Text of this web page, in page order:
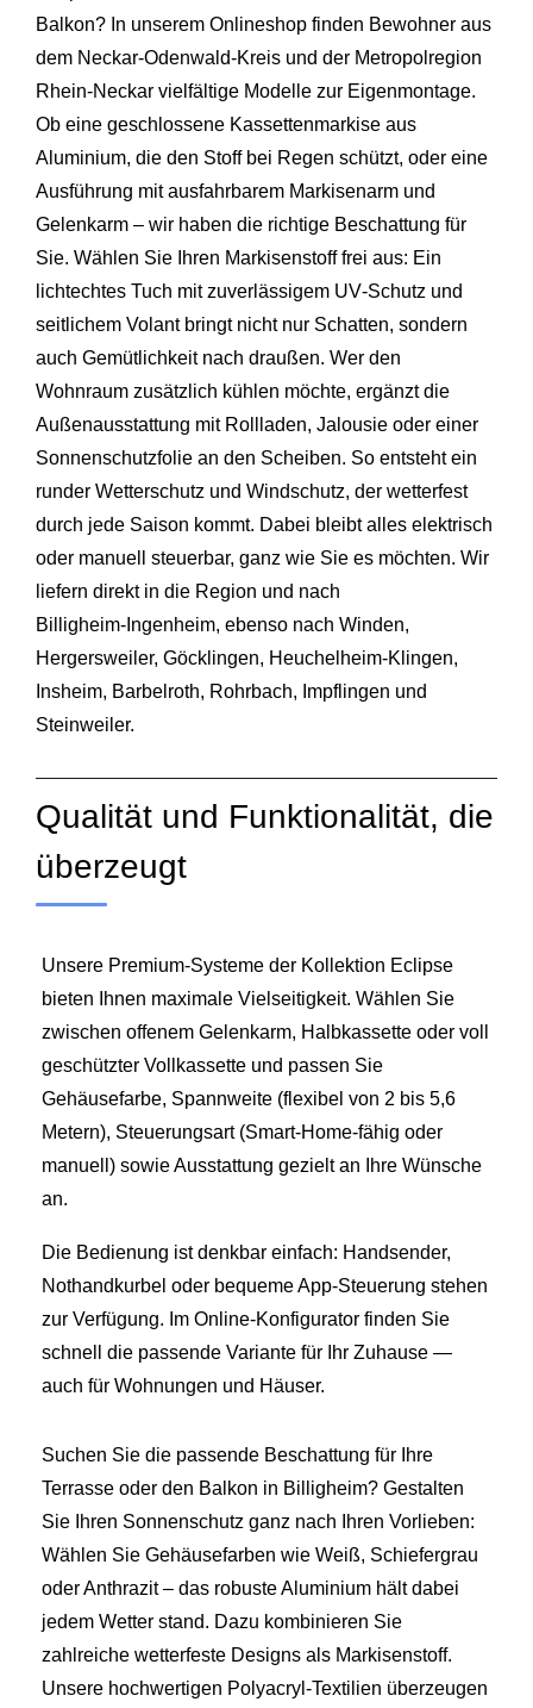
Balkon? In unserem Onlineshop finden Bewohner aus
dem Neckar‑Odenwald‑Kreis und der Metropolregion
Rhein‑Neckar vielfältige Modelle zur Eigenmontage.
Ob eine geschlossene Kassettenmarkise aus
Aluminium, die den Stoff bei Regen schützt, oder eine
Ausführung mit ausfahrbarem Markisenarm und
Gelenkarm – wir haben die richtige Beschattung für
Sie. Wählen Sie Ihren Markisenstoff frei aus: Ein
lichtechtes Tuch mit zuverlässigem UV‑Schutz und
seitlichem Volant bringt nicht nur Schatten, sondern
auch Gemütlichkeit nach draußen. Wer den
Wohnraum zusätzlich kühlen möchte, ergänzt die
Außenausstattung mit Rollladen, Jalousie oder einer
Sonnenschutzfolie an den Scheiben. So entsteht ein
runder Wetterschutz und Windschutz, der wetterfest
durch jede Saison kommt. Dabei bleibt alles elektrisch
oder manuell steuerbar, ganz wie Sie es möchten. Wir
liefern direkt in die Region und nach
Billigheim‑Ingenheim, ebenso nach Winden,
Hergersweiler, Göcklingen, Heuchelheim‑Klingen,
Insheim, Barbelroth, Rohrbach, Impflingen und
Steinweiler.
Qualität und Funktionalität, die
überzeugt
Unsere Premium-Systeme der Kollektion Eclipse
bieten Ihnen maximale Vielseitigkeit. Wählen Sie
zwischen offenem Gelenkarm, Halbkassette oder voll
geschützter Vollkassette und passen Sie
Gehäusefarbe, Spannweite (flexibel von 2 bis 5,6
Metern), Steuerungsart (Smart‑Home‑fähig oder
manuell) sowie Ausstattung gezielt an Ihre Wünsche
an.
Die Bedienung ist denkbar einfach: Handsender,
Nothandkurbel oder bequeme App‑Steuerung stehen
zur Verfügung. Im Online‑Konfigurator finden Sie
schnell die passende Variante für Ihr Zuhause —
auch für Wohnungen und Häuser.
Suchen Sie die passende Beschattung für Ihre
Terrasse oder den Balkon in Billigheim? Gestalten
Sie Ihren Sonnenschutz ganz nach Ihren Vorlieben:
Wählen Sie Gehäusefarben wie Weiß, Schiefergrau
oder Anthrazit – das robuste Aluminium hält dabei
jedem Wetter stand. Dazu kombinieren Sie
zahlreiche wetterfeste Designs als Markisenstoff.
Unsere hochwertigen Polyacryl‑Textilien überzeugen